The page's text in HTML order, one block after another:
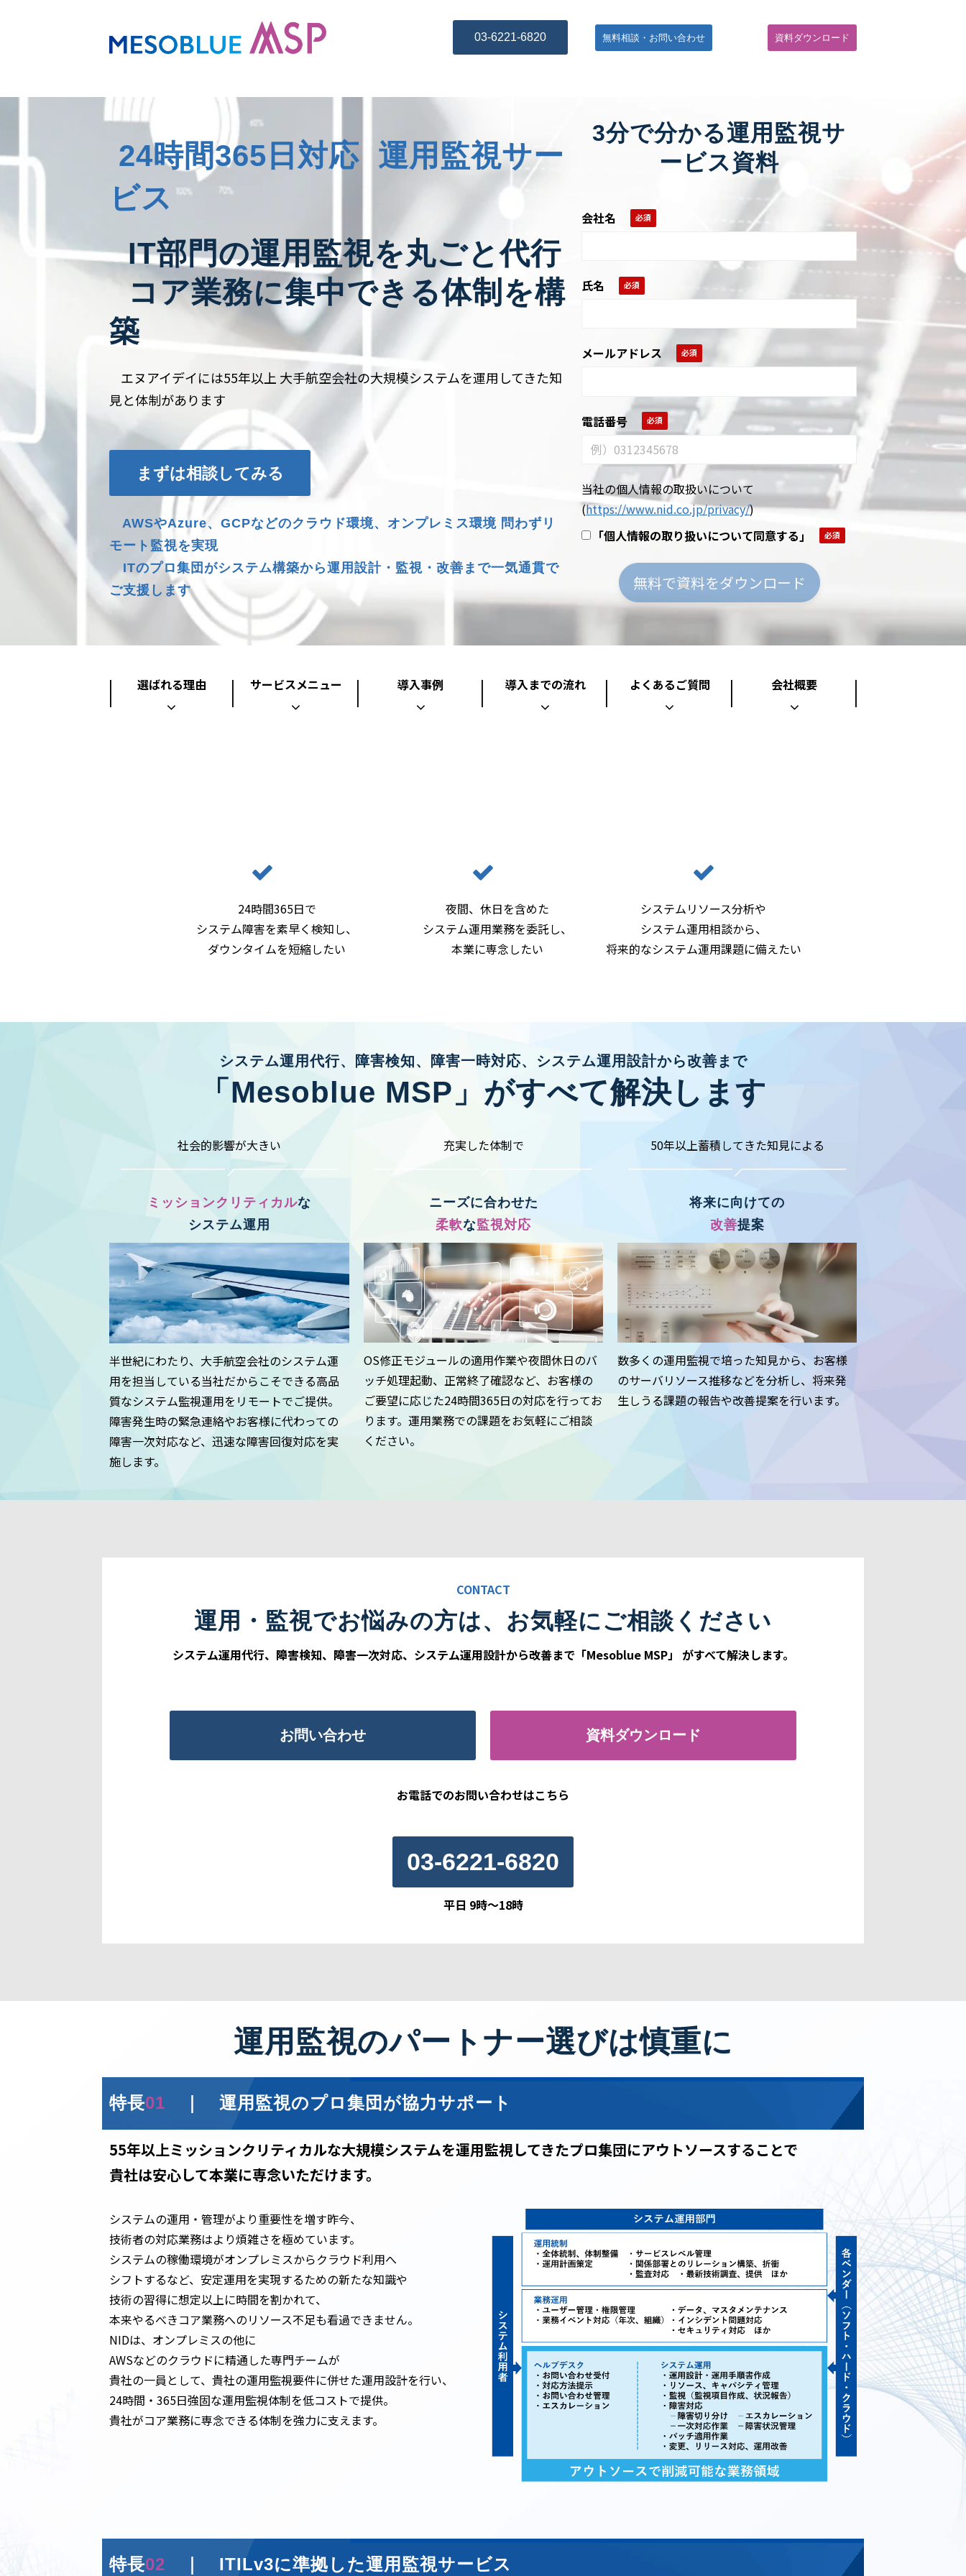
03-6221-6820 無料相談・お問い合わせ 資料ダウンロード
24時間365日対応 運用監視サー
ビス
IT部門の運用監視を丸ごと代行
コア業務に集中できる体制を構
築
エヌアイデイには55年以上 大手航空会社の大規模システムを運用してきた知
見と体制があります
まずは相談してみる
AWSやAzure、GCPなどのクラウド環境、オンプレミス環境 問わずリ
モート監視を実現
ITのプロ集団がシステム構築から運用設計・監視・改善まで一気通貫で
ご支援します
3分で分かる運用監視サ
ービス資料
会社名
氏名
メールアドレス
電話番号
当社の個人情報の取扱いについて
(https://www.nid.co.jp/privacy/)
｢個人情報の取り扱いについて同意する｣
選ばれる理由 サービスメニュー 導入事例 導入までの流れ よくあるご質問 会社概要
24時間365日で
システム障害を素早く検知し、
ダウンタイムを短縮したい
夜間、休日を含めた
システム運用業務を委託し、
本業に専念したい
システムリソース分析や
システム運用相談から、
将来的なシステム運用課題に備えたい
システム運用代行、障害検知、障害一時対応、システム運用設計から改善まで
「Mesoblue MSP」がすべて解決します
社会的影響が大きい
ミッションクリティカルな
システム運用
半世紀にわたり、大手航空会社のシステム運
用を担当している当社だからこそできる高品
質なシステム監視運用をリモートでご提供。
障害発生時の緊急連絡やお客様に代わっての
障害一次対応など、迅速な障害回復対応を実
施します。
充実した体制で
ニーズに合わせた
柔軟な監視対応
OS修正モジュールの適用作業や夜間休日のバ
ッチ処理起動、正常終了確認など、お客様の
ご要望に応じた24時間365日の対応を行ってお
ります。運用業務での課題をお気軽にご相談
ください。
50年以上蓄積してきた知見による
将来に向けての
改善提案
数多くの運用監視で培った知見から、お客様
のサーバリソース推移などを分析し、将来発
生しうる課題の報告や改善提案を行います。
CONTACT
運用・監視でお悩みの方は、お気軽にご相談ください
システム運用代行、障害検知、障害一次対応、システム運用設計から改善まで「Mesoblue MSP」 がすべて解決します。
お問い合わせ 資料ダウンロード
お電話でのお問い合わせはこちら
03-6221-6820
平日 9時〜18時
運用監視のパートナー選びは慎重に
特長01 ｜ 運用監視のプロ集団が協力サポート
55年以上ミッションクリティカルな大規模システムを運用監視してきたプロ集団にアウトソースすることで
貴社は安心して本業に専念いただけます。
システムの運用・管理がより重要性を増す昨今、
技術者の対応業務はより煩雑さを極めています。
システムの稼働環境がオンプレミスからクラウド利用へ
シフトするなど、安定運用を実現するための新たな知識や
技術の習得に想定以上に時間を割かれて、
本来やるべきコア業務へのリソース不足も看過できません。
NIDは、オンプレミスの他に
AWSなどのクラウドに精通した専門チームが
貴社の一員として、貴社の運用監視要件に併せた運用設計を行い、
24時間・365日強固な運用監視体制を低コストで提供。
貴社がコア業務に専念できる体制を強力に支えます。
特長02 ｜ ITILv3に準拠した運用監視サービス